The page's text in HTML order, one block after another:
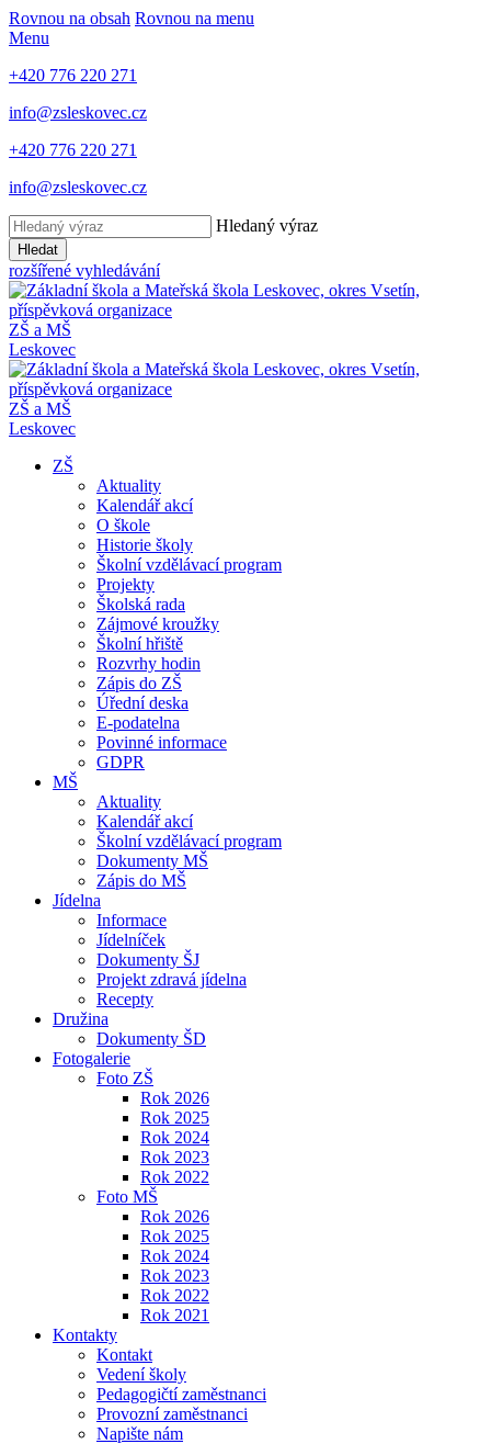
Rovnou na obsah Rovnou na menu
Menu
+420 776 220 271
info@zsleskovec.cz
+420 776 220 271
info@zsleskovec.cz
Hledaný výraz
Hledat
rozšířené vyhledávání
ZŠ a MŠ
Leskovec
ZŠ a MŠ
Leskovec
ZŠ
Aktuality
Kalendář akcí
O škole
Historie školy
Školní vzdělávací program
Projekty
Školská rada
Zájmové kroužky
Školní hřiště
Rozvrhy hodin
Zápis do ZŠ
Úřední deska
E-podatelna
Povinné informace
GDPR
MŠ
Aktuality
Kalendář akcí
Školní vzdělávací program
Dokumenty MŠ
Zápis do MŠ
Jídelna
Informace
Jídelníček
Dokumenty ŠJ
Projekt zdravá jídelna
Recepty
Družina
Dokumenty ŠD
Fotogalerie
Foto ZŠ
Rok 2026
Rok 2025
Rok 2024
Rok 2023
Rok 2022
Foto MŠ
Rok 2026
Rok 2025
Rok 2024
Rok 2023
Rok 2022
Rok 2021
Kontakty
Kontakt
Vedení školy
Pedagogičtí zaměstnanci
Provozní zaměstnanci
Napište nám